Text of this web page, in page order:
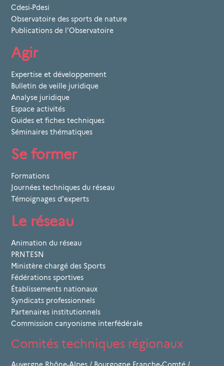
Cdesi-Pdesi
Observatoire des sports de nature
Publications de l'Observatoire
Agir
Expertise et développement
Bulletin de veille juridique
Analyse juridique
Espace activités
Guides et fiches techniques
Séminaires thématiques
Se former
Formations
Journées techniques du réseau
Témoignages d'experts
Le réseau
Animation du réseau
PRNTESN
Ministère chargé des Sports
Fédérations sportives
Établissements nationaux
Syndicats professionnels
Partenaires institutionnels
Commission canyonisme interfédérale
Comités techniques régionaux